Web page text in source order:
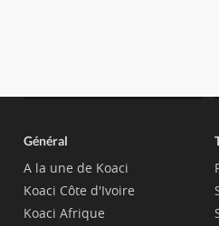
Général
A la une de Koaci
Koaci Côte d'Ivoire
Koaci Afrique